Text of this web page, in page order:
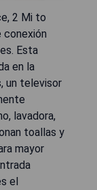
2 Mi to
conexión
Esta
en la
un televisor
lavadora,
toallas y
mayor
el